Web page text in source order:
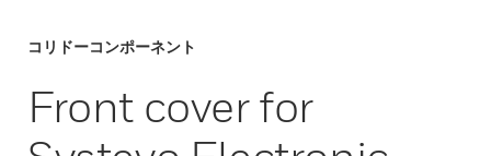
コリドーコンポーネント
Front cover for